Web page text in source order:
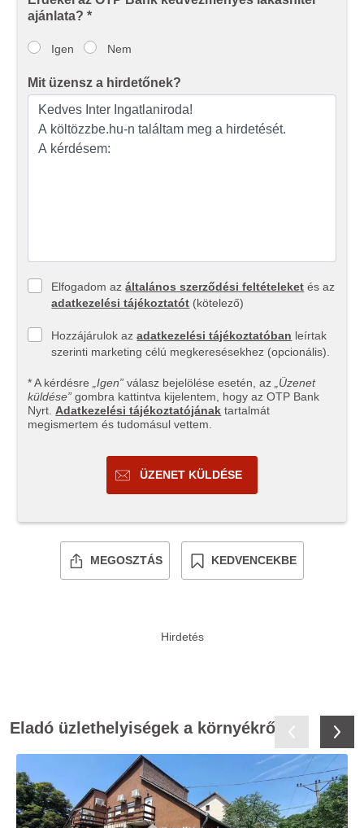
adatait, akik kombinálhatják az adatokat más olyan
Ön által használt más szolgáltatásokból gyűjtöttek.
ajánlata? *
Igen Nem
Mit üzensz a hirdetőnek?
Elfogadom azáltalános szerződési feltételeket és az
adatkezelési tájékoztatót (kötelező)
Hozzájárulok azadatkezelési tájékoztatóban leírtak
szerinti marketing célú megkeresésekhez (opcionális).
* A kérdésre „Igen” válasz bejelölése esetén, az
„Üzenet
küldése” gombra kattintva kijelentem, hogy az OTP Bank
Nyrt. Adatkezelési tájékoztatójának tartalmát
megismertem és tudomásul vettem.
ÜZENET KÜLDÉSE
MEGOSZTÁS KEDVENCEKBE
Eladó üzlethelyiségek a környékről